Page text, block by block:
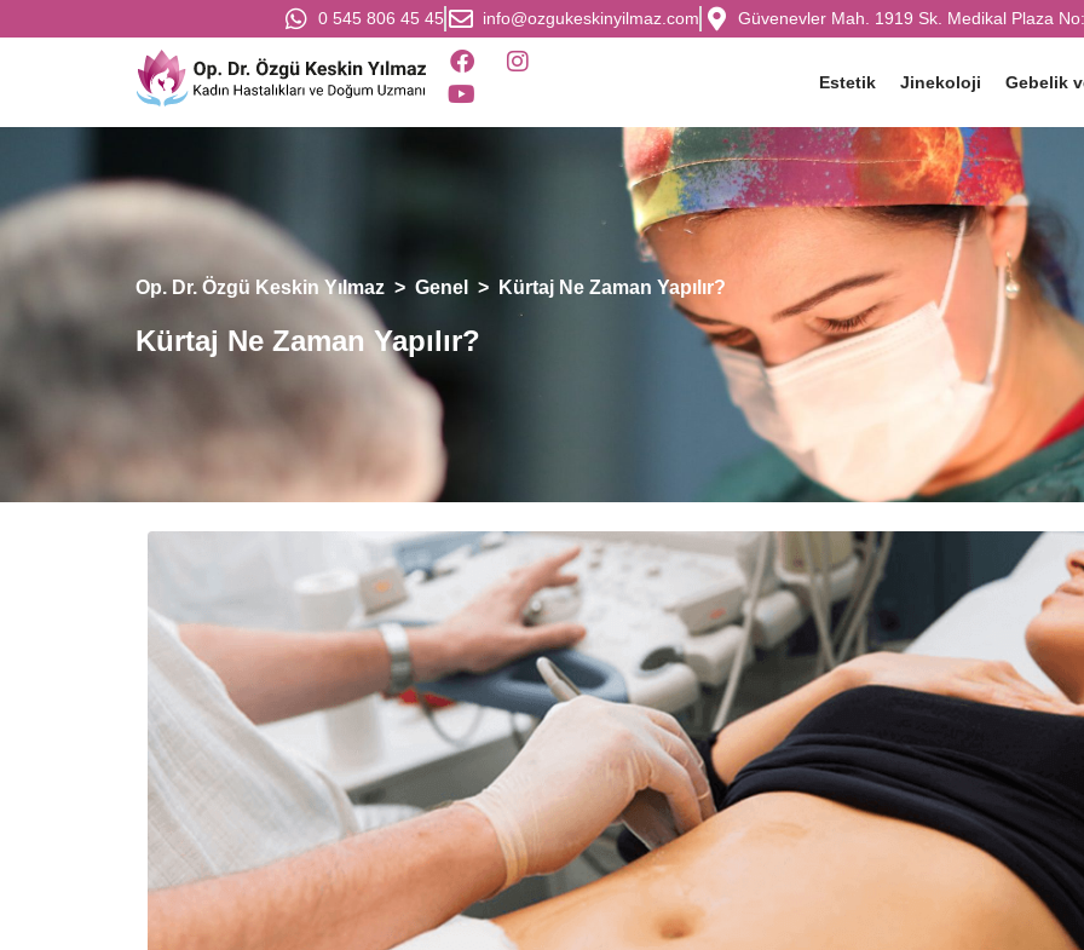
0 545 806 45 45 info@ozgukeskinyilmaz.com Güvenevler Mah. 1919 Sk. Medikal Plaza
Estetik Jinekoloji Gebelik
Op. Dr. Özgü Keskin Yılmaz > Genel > Kürtaj Ne Zaman Yapılır?
Kürtaj Ne Zaman Yapılır?